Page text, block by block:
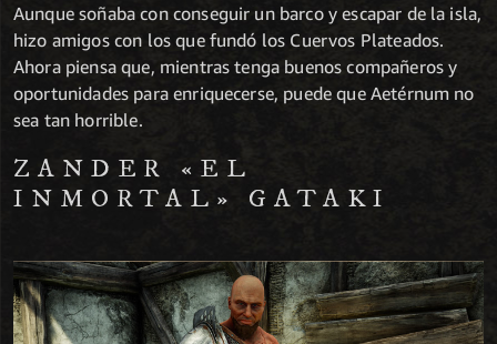
Aunque soñaba con conseguir un barco y escapar de la isla,
hizo amigos con los que fundó los Cuervos Plateados.
Ahora piensa que, mientras tenga buenos compañeros y
oportunidades para enriquecerse, puede que Aetérnum no
sea tan horrible.
ZANDER «EL
INMORTAL» GATAKI